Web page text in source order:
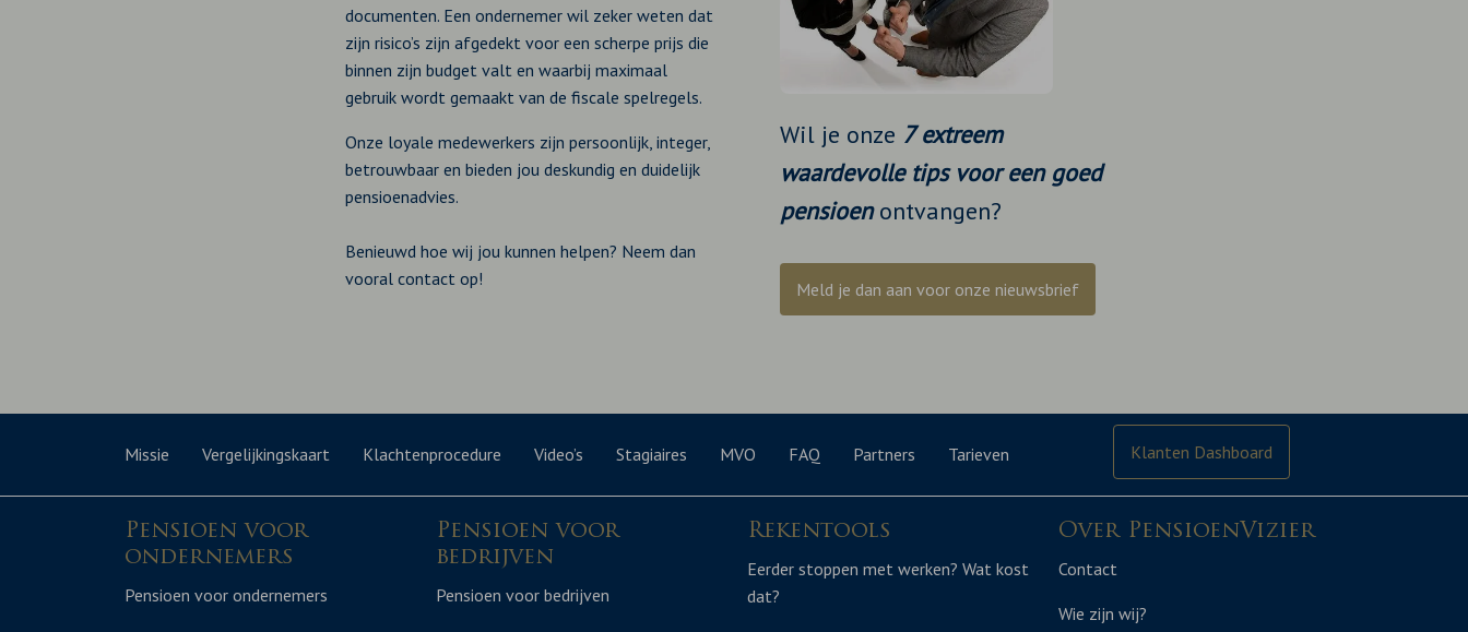
documenten. Een ondernemer wil zeker weten dat
zijn risico’s zijn afgedekt voor een scherpe prijs die
binnen zijn budget valt en waarbij maximaal
gebruik wordt gemaakt van de fiscale spelregels.
Onze loyale medewerkers zijn persoonlijk, integer,
betrouwbaar en bieden jou deskundig en duidelijk
pensioenadvies.
Benieuwd hoe wij jou kunnen helpen? Neem dan
vooral contact op!
Wil je onze 7 extreem
waardevolle tips voor een goed
pensioenontvangen?
Meld je dan aan voor onze nieuwsbrief
Missie Vergelijkingskaart Klachtenprocedure Video’s Stagiaires MVO FAQ Partners Tarieven Klanten Dashboard
Pensioen voor
ondernemers
Pensioen voor ondernemers
Pensioen voor
bedrijven
Pensioen voor bedrijven
Rekentools
Eerder stoppen met werken? Wat kost
dat?
Over PensioenVizier
Contact
Wie zijn wij?